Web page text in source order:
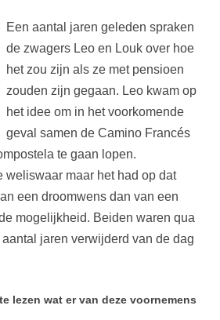
Een aantal jaren geleden spraken
de zwagers Leo en Louk over hoe
het zou zijn als ze met pensioen
zouden zijn gegaan. Leo kwam op
het idee om in het voorkomende
geval samen de Camino Francés
te gaan lopen.
weliswaar maar het had op dat
een droomwens dan van een
mogelijkheid. Beiden waren qua
jaren verwijderd van de dag
lezen wat er van deze voornemens